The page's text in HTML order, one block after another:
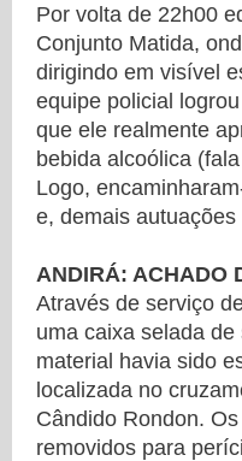
Por volta de 22h00
Conjunto Matida,
dirigindo em visível
equipe policial
que ele realmente
bebida alcoólica
Logo,
e, demais
ANDIRÁ: ACHADO
Através de serviço
uma caixa selada de
material havia sido
localizada no
Cândido Rondon.
removidos para